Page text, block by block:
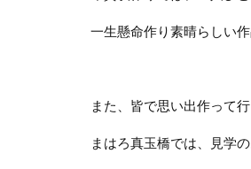
一生懸命作り素晴らしい
また、皆で思い出作って
まはろ真玉橋では、見学